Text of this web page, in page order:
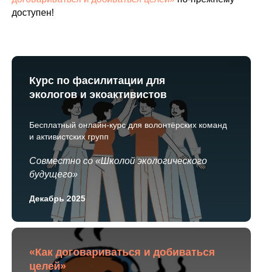
доступен!
Курс по фасилитации для
экологов и экоактивистов
Бесплатный онлайн-курс для волонтёрских команд
и активистских групп
Совместно со «Школой экологического
будущего»
Декабрь 2025
«Как договариваться и добиваться
целей»